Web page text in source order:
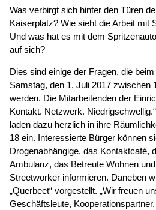
Was verbirgt sich hinter den Türen
Kaiserplatz? Wie sieht die Arbeit mit
Und was hat es mit dem
auf sich?
Dies sind einige der Fragen, die beim
Samstag, den 1. Juli 2017 zwischen
werden. Die Mitarbeitenden der
Kontakt. Netzwerk.
laden dazu herzlich in ihre
18 ein. Interessierte Bürger können
Drogenabhängige, das Kontaktcafé,
Ambulanz, das Betreute Wohnen
Streetworker informieren. Daneben
„Querbeet“ vorgestellt. „Wir freuen
Geschäftsleute,